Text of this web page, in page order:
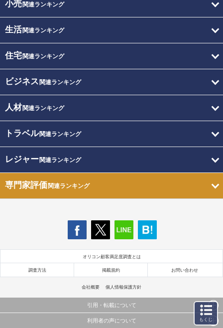
小売関連ランキング
生活関連ランキング
住宅関連ランキング
ビジネス 関連ランキング
人材関連ランキング
トラベル関連ランキング
レジャー関連ランキング
専門家評価関連ランキング
オリコン顧客満足度調査とは
調査方法 掲載規約 お問い合わせ
会社概要 個人情報保護方針
引用・転載について
当サイトで公開されている情報（文字、写真、イラスト、画像データ等）及びこれらの配置・
利用者の声について もくじ